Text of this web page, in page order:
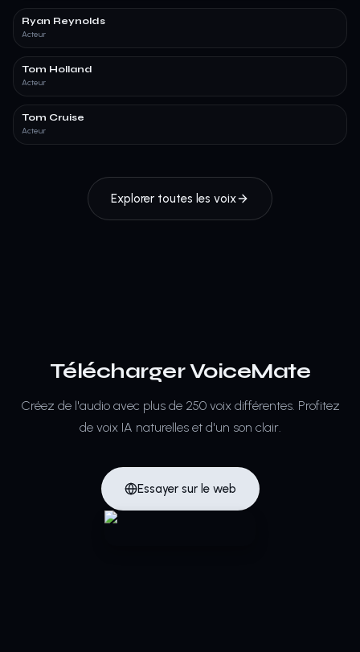
Ryan Reynolds
Acteur
Tom Holland
Acteur
Tom Cruise
Acteur
Explorer toutes les voix
Télécharger VoiceMate
Créez de l'audio avec plus de 250 voix différentes. Profitez
de voix IA naturelles et d'un son clair.
Essayer sur le web